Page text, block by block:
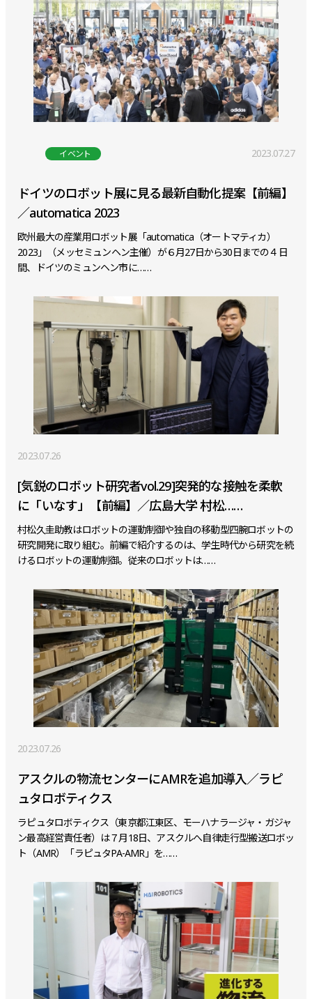
イベント 2023.07.27
ドイツのロボット展に見る最新自動化提案【前編】
／automatica 2023
欧州最大の産業用ロボット展「automatica（オートマティカ）
2023」（メッセミュンヘン主催）が６月27日から30日までの４日
間、ドイツのミュンヘン市に……
2023.07.26
[気鋭のロボット研究者vol.29]突発的な接触を柔軟
に「いなす」【前編】／広島大学 村松……
村松久圭助教はロボットの運動制御や独自の移動型四腕ロボットの
研究開発に取り組む。前編で紹介するのは、学生時代から研究を続
けるロボットの運動制御。従来のロボットは……
2023.07.26
アスクルの物流センターにAMRを追加導入／ラピ
ュタロボティクス
ラピュタロボティクス（東京都江東区、モーハナラージャ・ガジャ
ン最高経営責任者）は７月18日、アスクルへ自律走行型搬送ロボッ
ト（AMR）「ラピュタPA-AMR」を……